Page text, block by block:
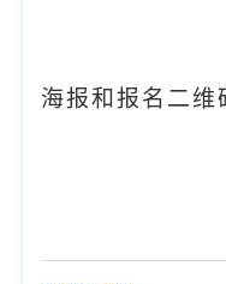
海报和报名二维